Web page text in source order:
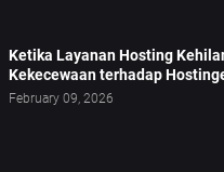
Ketika Layanan Hosting
Kekecewaan terhadap
February 09, 2026